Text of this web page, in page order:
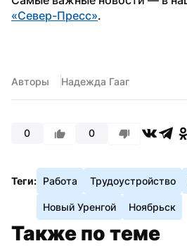
«Север-Пресс».
Авторы Надежда Гааг
0 0
Теги: Работа Трудоустройство
Новый Уренгой Ноябрьск
Также по теме